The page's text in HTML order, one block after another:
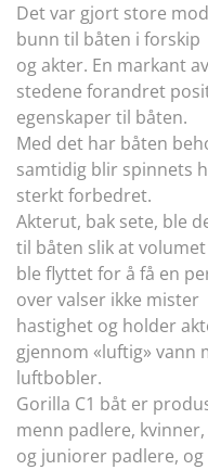
Det var gjort store
bunn til båten i forskip
og akter. En markant
stedene forandret
egenskaper til båten.
Med det har båten
samtidig blir spinnets
sterkt forbedret.
Akterut, bak sete, ble
til båten slik at volumet
ble flyttet for å få en
over valser ikke mister
hastighet og holder
gjennom «luftig» vann
luftbobler.
Gorilla C1 båt er
menn padlere, kvinner,
og juniorer padlere,